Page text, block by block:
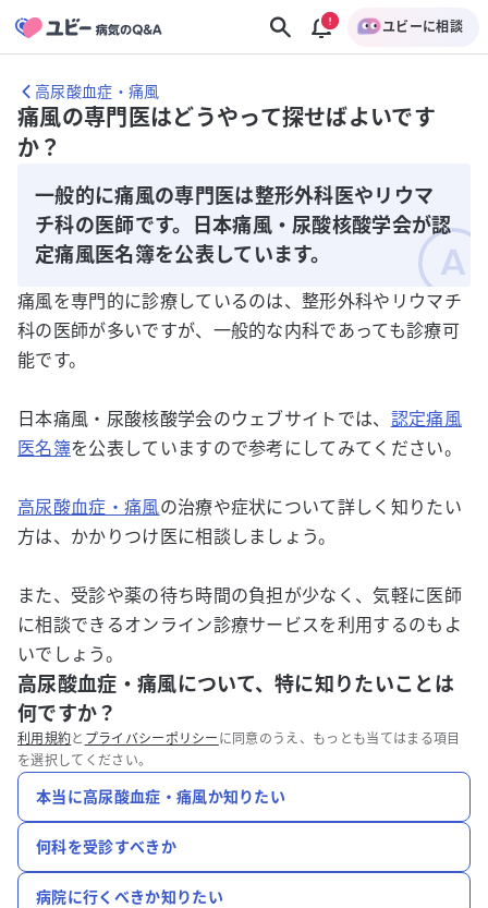
ユビーに相談
高尿酸血症・痛風
痛風の専門医はどうやって探せばよいです
か？
一般的に痛風の専門医は整形外科医やリウマ
チ科の医師です。日本痛風・尿酸核酸学会が認
定痛風医名簿を公表しています。
痛風を専門的に診療しているのは、整形外科やリウマチ
科の医師が多いですが、一般的な内科であっても診療可
能です。
日本痛風・尿酸核酸学会のウェブサイトでは、 認定痛風
医名簿を公表していますので参考にしてみてください。
高尿酸血症・痛風の治療や症状について詳しく知りたい
方は、かかりつけ医に相談しましょう。
また、受診や薬の待ち時間の負担が少なく、気軽に医師
に相談できるオンライン診療サービスを利用するのもよ
いでしょう。
高尿酸血症・痛風について、特に知りたいことは
何ですか？
利用規約と プライバシーポリシー に同意のうえ、もっとも当てはまる項目
を選択してください。
本当に高尿酸血症・痛風か知りたい
何科を受診すべきか
病院に行くべきか知りたい